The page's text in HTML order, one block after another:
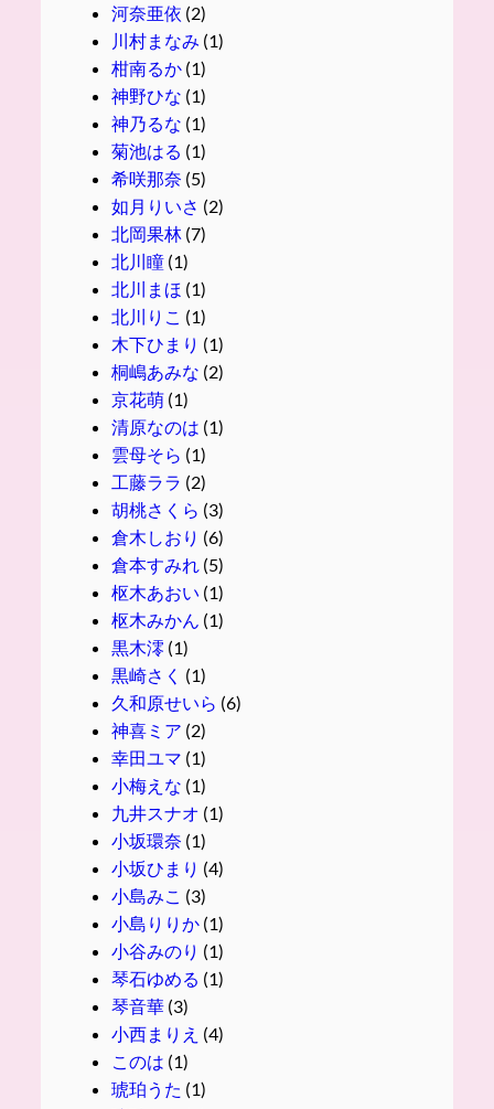
河奈亜依 (2)
川村まなみ (1)
柑南るか(1)
神野ひな (1)
神乃るな (1)
菊池はる (1)
希咲那奈 (5)
如月りいさ (2)
北岡果林 (7)
北川瞳(1)
北川まほ (1)
北川りこ (1)
木下ひまり (1)
桐嶋あみな (2)
京花萌(1)
清原なのは (1)
雲母そら (1)
工藤ララ (2)
胡桃さくら (3)
倉木しおり (6)
倉本すみれ (5)
枢木あおい (1)
枢木みかん (1)
黒木澪 (1)
黒崎さく (1)
久和原せいら (6)
神喜ミア (2)
幸田ユマ (1)
小梅えな (1)
九井スナオ (1)
小坂環奈 (1)
小坂ひまり (4)
小島みこ (3)
小島りりか(1)
小谷みのり (1)
琴石ゆめる (1)
琴音華(3)
小西まりえ (4)
このは (1)
琥珀うた (1)